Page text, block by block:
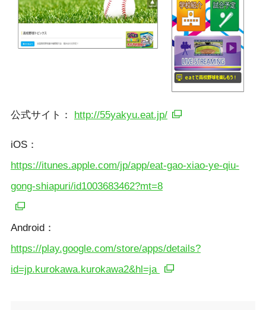
公式サイト： http://55yakyu.eat.jp/
iOS：
https://itunes.apple.com/jp/app/eat-gao-xiao-ye-qiu-
gong-shiapuri/id1003683462?mt=8
Android：
https://play.google.com/store/apps/details?
id=jp.kurokawa.kurokawa2&hl=ja